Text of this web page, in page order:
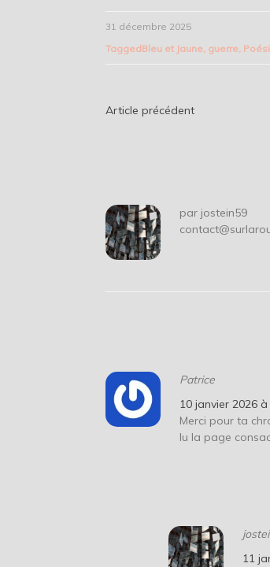
31 décembre 2025
TaggedBleu et Jaune, guerre,
Navigation
Article précédent
par jostein59
Patrice
10 janvier 2026
Merci pour ta
lu la page
11